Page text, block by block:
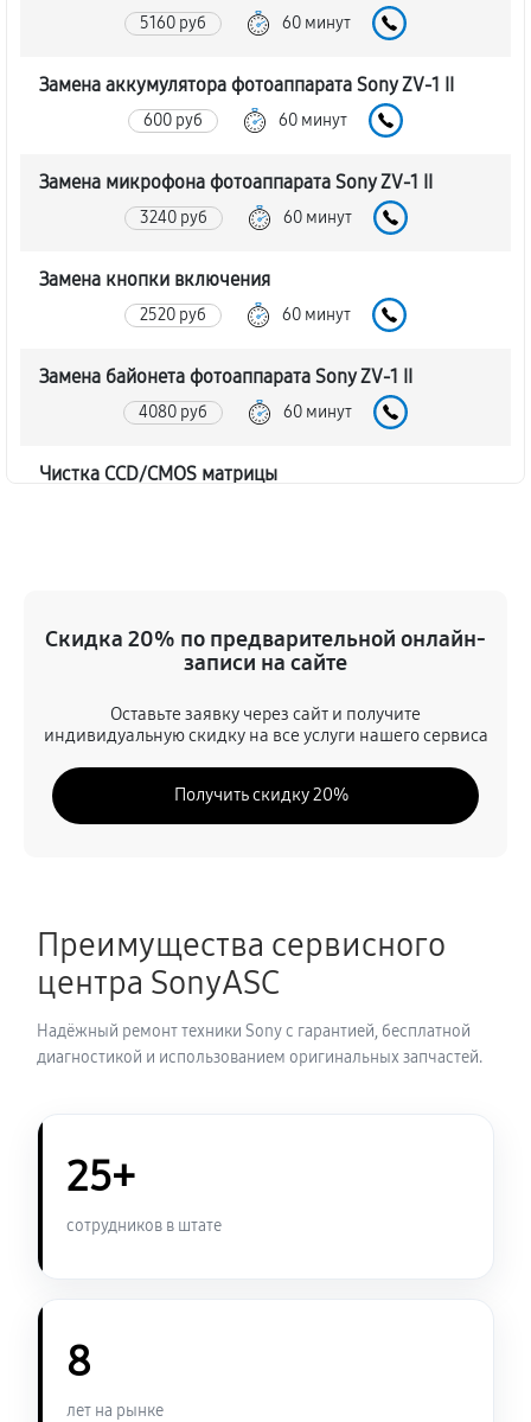
5160 руб 60 минут
Замена аккумулятора фотоаппарата Sony ZV-1 II
600 руб 60 минут
Замена микрофона фотоаппарата Sony ZV-1 II
3240 руб 60 минут
Замена кнопки включения
2520 руб 60 минут
Замена байонета фотоаппарата Sony ZV-1 II
4080 руб 60 минут
Чистка CCD/CMOS матрицы
Замена платы отсека карты памяти
60 минут
Замена материнской платы
3960 руб 60 минут
Замена корпуса фотоаппарата Sony ZV-1 II
2640 руб
Замена контроллера питания
Замена дисплея (экрана)
Замена устройства стабилизации
Скидка 20% по предварительной онлайн-
записи на сайте
Оставьте заявку через сайт и получите
индивидуальную скидку на все услуги нашего сервиса
Получить скидку 20%
Преимущества сервисного
центра SonyASC
Надёжный ремонт техники Sony с гарантией, бесплатной
диагностикой и использованием оригинальных запчастей.
25+
сотрудников в штате
8
лет на рынке